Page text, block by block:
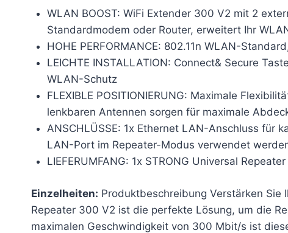
WLAN BOOST: WiFi Extender 300 V2 mit 2
Standardmodem oder Router, erweitert Ihr
HOHE PERFORMANCE: 802.11n WLAN-
LEICHTE INSTALLATION: Connect& Secure
WLAN-Schutz
FLEXIBLE POSITIONIERUNG: Maximale
lenkbaren Antennen sorgen für maximale
ANSCHLÜSSE: 1x Ethernet LAN-Anschluss für
LAN-Port im Repeater-Modus verwendet
LIEFERUMFANG: 1x STRONG Universal
Einzelheiten: Produktbeschreibung Verstärken Sie
Repeater 300 V2 ist die perfekte Lösung, um die
maximalen Geschwindigkeit von 300 Mbit/s ist